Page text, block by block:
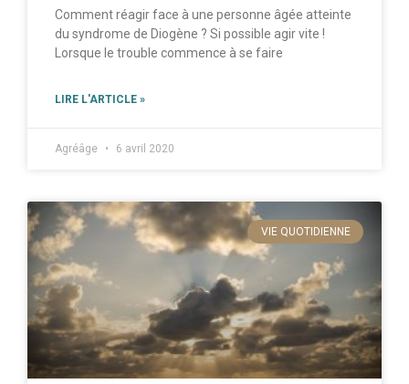
Comment réagir face à une personne âgée atteinte
du syndrome de Diogène ? Si possible agir vite !
Lorsque le trouble commence à se faire
LIRE L'ARTICLE »
Agréâge 6 avril 2020
VIE QUOTIDIENNE